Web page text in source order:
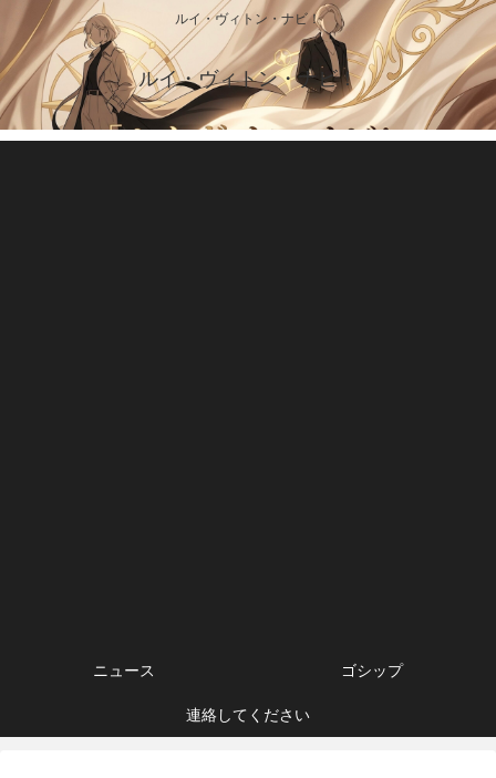
ルイ・ヴィトン・ナビ！
ルイ・ヴィトン・ナビ！
ニュース ゴシップ
連絡してください